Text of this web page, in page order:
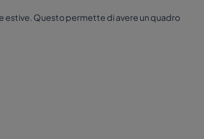
estive. Questo permette di avere un quadro